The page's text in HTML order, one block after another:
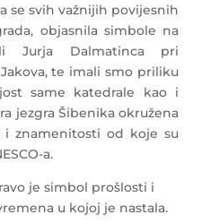
se svih važnijih povijesnih
objasnila simbole na
Jurja Dalmatinca pri
te imali smo priliku
same katedrale kao i
jezgra Šibenika okružena
i znamenitosti od koje su
a.
je simbol prošlosti i
u kojoj je nastala.